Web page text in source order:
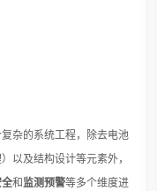
杂的系统工程，除去电池
以及结构设计等元素外，
和 监测预警等多个维度进